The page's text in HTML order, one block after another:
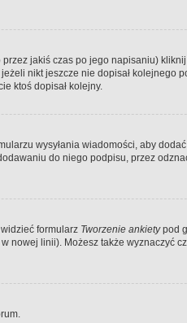
jakiś czas po jego napisaniu)
nikt jeszcze nie dopisał kolejnego
ktoś dopisał kolejny.
wysyłania wiadomości, aby
do niego podpisu, przez
formularz Tworzenie ankietypod
nowej linii). Możesz także wyznaczyć